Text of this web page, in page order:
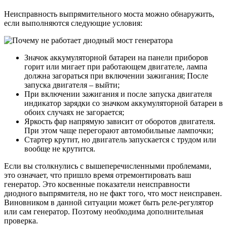
Неисправность выпрямительного моста можно обнаружить,
если выполняются следующие условия:
Значок аккумуляторной батареи на панели приборов
горит или мигает при работающем двигателе, лампа
должна загораться при включении зажигания; После
запуска двигателя – выйти;
При включении зажигания и после запуска двигателя
индикатор зарядки со значком аккумуляторной батареи в
обоих случаях не загорается;
Яркость фар напрямую зависит от оборотов двигателя.
При этом чаще перегорают автомобильные лампочки;
Стартер крутит, но двигатель запускается с трудом или
вообще не крутится.
Если вы столкнулись с вышеперечисленными проблемами,
это означает, что пришло время отремонтировать ваш
генератор. Это косвенные показатели неисправности
диодного выпрямителя, но не факт того, что мост неисправен.
Виновником в данной ситуации может быть реле-регулятор
или сам генератор. Поэтому необходима дополнительная
проверка.